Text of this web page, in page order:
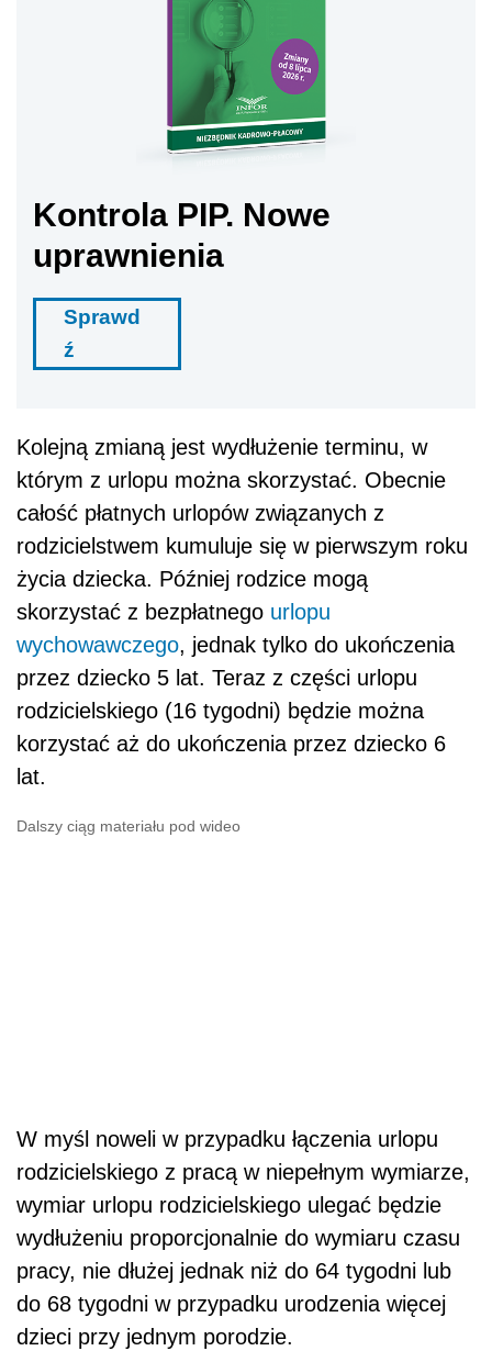
Kontrola PIP. Nowe
uprawnienia
Sprawd
ź
Kolejną zmianą jest wydłużenie terminu, w
którym z urlopu można skorzystać. Obecnie
całość płatnych urlopów związanych z
rodzicielstwem kumuluje się w pierwszym roku
życia dziecka. Później rodzice mogą
skorzystać z bezpłatnego urlopu
wychowawczego, jednak tylko do ukończenia
przez dziecko 5 lat. Teraz z części urlopu
rodzicielskiego (16 tygodni) będzie można
korzystać aż do ukończenia przez dziecko 6
lat.
Dalszy ciąg materiału pod wideo
W myśl noweli w przypadku łączenia urlopu
rodzicielskiego z pracą w niepełnym wymiarze,
wymiar urlopu rodzicielskiego ulegać będzie
wydłużeniu proporcjonalnie do wymiaru czasu
pracy, nie dłużej jednak niż do 64 tygodni lub
do 68 tygodni w przypadku urodzenia więcej
dzieci przy jednym porodzie.